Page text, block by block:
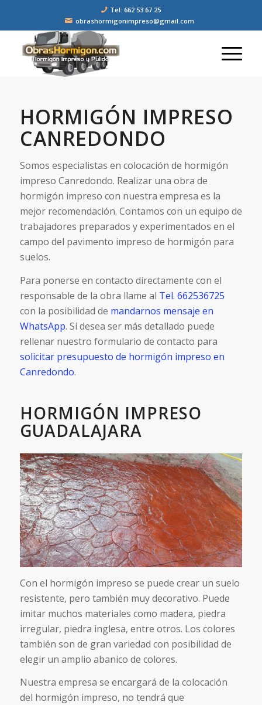
Tel: 662 53 67 25
obrashormigonimpreso@gmail.com
HORMIGÓN IMPRESO
CANREDONDO
Somos especialistas en colocación de hormigón
impreso Canredondo. Realizar una obra de
hormigón impreso con nuestra empresa es la
mejor recomendación. Contamos con un equipo de
trabajadores preparados y experimentados en el
campo del pavimento impreso de hormigón para
suelos.
Para ponerse en contacto directamente con el
responsable de la obra llame al Tel. 662536725
con la posibilidad de mandarnos mensaje en
WhatsApp. Si desea ser más detallado puede
rellenar nuestro formulario de contacto para
solicitar presupuesto de hormigón impreso en
Canredondo.
HORMIGÓN IMPRESO
GUADALAJARA
Con el hormigón impreso se puede crear un suelo
resistente, pero también muy decorativo. Puede
imitar muchos materiales como madera, piedra
irregular, piedra inglesa, entre otros. Los colores
también son de gran variedad con posibilidad de
elegir un amplio abanico de colores.
Nuestra empresa se encargará de la colocación
del hormigón impreso, no tendrá que